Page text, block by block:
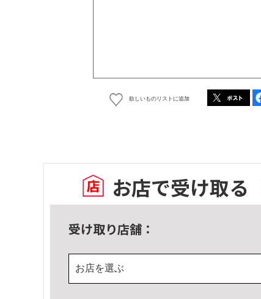
欲しいものリストに追加
お店で受け取る
受け取り店舗：
お店を選ぶ